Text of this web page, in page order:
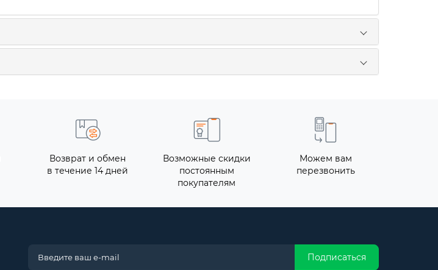
Возврат и обмен
в течение 14 дней
Возможные скидки
постоянным
покупателям
Можем вам
перезвонить
Подписаться